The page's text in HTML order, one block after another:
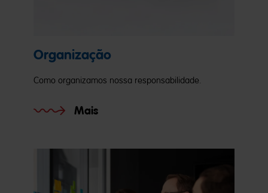
Organização
Como organizamos nossa responsabilidade.
Mais